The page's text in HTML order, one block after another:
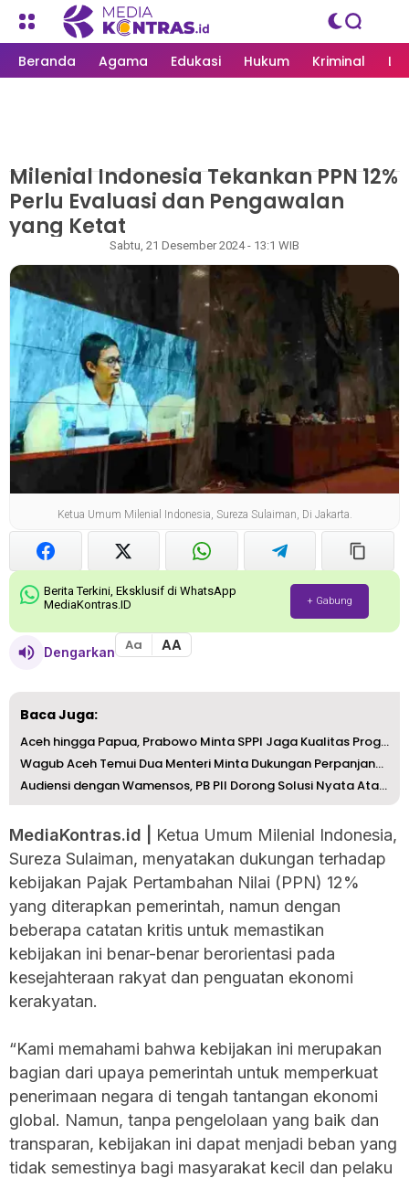
Beranda Agama Edukasi Hukum Kriminal
MEDIAKONTRAS.ID /NASIONAL
Milenial Indonesia Tekankan PPN 12%
Perlu Evaluasi dan Pengawalan
yang Ketat
Sabtu, 21 Desember 2024 - 13:1 WIB
Ketua Umum Milenial Indonesia, Sureza Sulaiman, Di Jakarta.
Berita Terkini, Eksklusif di WhatsApp
MediaKontras.ID
+ Gabung
Dengarkan Aa AA
Baca Juga:
Aceh hingga Papua, Prabowo Minta SPPI Jaga Kualitas Progr...
Wagub Aceh Temui Dua Menteri Minta Dukungan Perpanjangan ...
Audiensi dengan Wamensos, PB PII Dorong Solusi Nyata Atas...
MediaKontras.id | Ketua Umum Milenial Indonesia,
Sureza Sulaiman, menyatakan dukungan terhadap
kebijakan Pajak Pertambahan Nilai (PPN) 12%
yang diterapkan pemerintah, namun dengan
beberapa catatan kritis untuk memastikan
kebijakan ini benar-benar berorientasi pada
kesejahteraan rakyat dan penguatan ekonomi
kerakyatan.
“Kami memahami bahwa kebijakan ini merupakan
bagian dari upaya pemerintah untuk memperkuat
penerimaan negara di tengah tantangan ekonomi
global. Namun, tanpa pengelolaan yang baik dan
transparan, kebijakan ini dapat menjadi beban yang
tidak semestinya bagi masyarakat kecil dan pelaku